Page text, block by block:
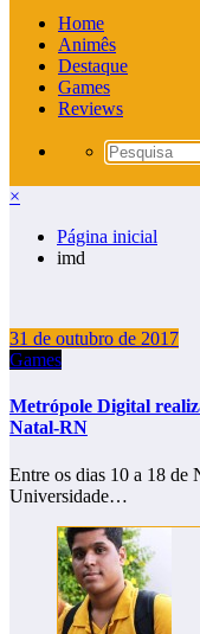
Home
Animês
Destaque
Games
Reviews
×
Página inicial
imd
31 de outubro de 2017
Games
Metrópole Digital
Natal-RN
Entre os dias 10 a 18
Universidade…